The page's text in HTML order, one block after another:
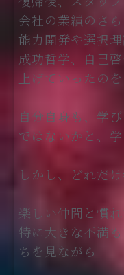
会社の業績のさ
能力開発や選択
成功哲学、自己
上げていったの
自分自身も、学
ではないかと、
しかし、どれだ
楽しい仲間と慣
特に大きな不満
ちを見ながら